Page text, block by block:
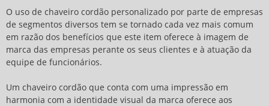
O uso de chaveiro cordão personalizado por parte de empresas
de segmentos diversos tem se tornado cada vez mais comum
em razão dos benefícios que este item oferece à imagem de
marca das empresas perante os seus clientes e à atuação da
equipe de funcionários.
Um chaveiro cordão que conta com uma impressão em
harmonia com a identidade visual da marca oferece aos